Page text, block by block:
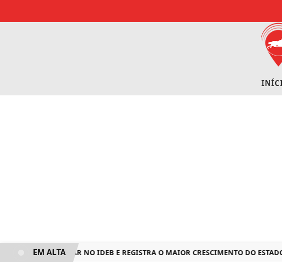
3º LUGAR NO IDEB E REGISTRA O MAIOR CRESCIMENTO DO ESTADO
EM ALTA